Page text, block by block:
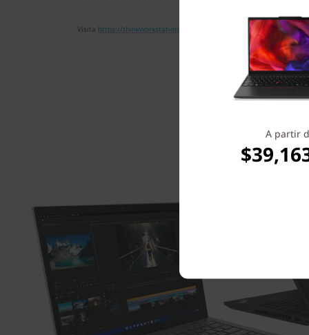
Visita https://thinkworkstations.com/isv-certifications/para obtener
A partir